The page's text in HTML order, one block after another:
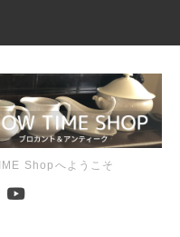
Shopへようこそ